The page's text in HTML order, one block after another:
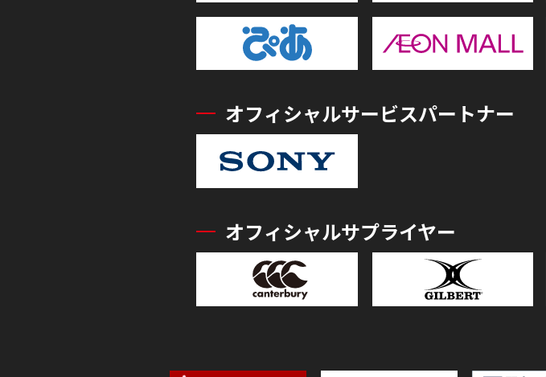
オフィシャルサービスパートナー
オフィシャルサプライヤー